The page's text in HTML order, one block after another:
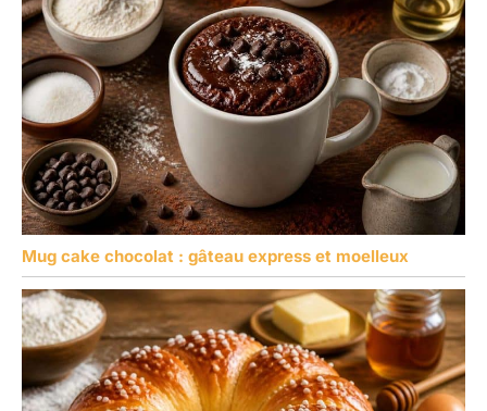
Mug cake chocolat : gâteau express et moelleux